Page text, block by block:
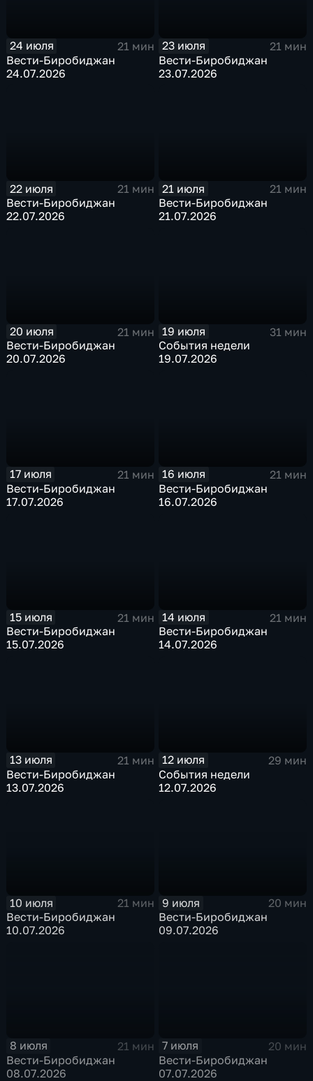
24 июля
21 мин
Вести-Биробиджан
24.07.2026
23 июля
21 мин
Вести-Биробиджан
23.07.2026
22 июля
21 мин
Вести-Биробиджан
22.07.2026
21 июля
21 мин
Вести-Биробиджан
21.07.2026
20 июля
21 мин
Вести-Биробиджан
20.07.2026
19 июля
31 мин
События недели
19.07.2026
17 июля
21 мин
Вести-Биробиджан
17.07.2026
16 июля
21 мин
Вести-Биробиджан
16.07.2026
15 июля
21 мин
Вести-Биробиджан
15.07.2026
14 июля
21 мин
Вести-Биробиджан
14.07.2026
13 июля
21 мин
Вести-Биробиджан
13.07.2026
12 июля
29 мин
События недели
12.07.2026
10 июля
21 мин
Вести-Биробиджан
10.07.2026
9 июля
20 мин
Вести-Биробиджан
09.07.2026
8 июля
21 мин
Вести-Биробиджан
08.07.2026
7 июля
20 мин
Вести-Биробиджан
07.07.2026